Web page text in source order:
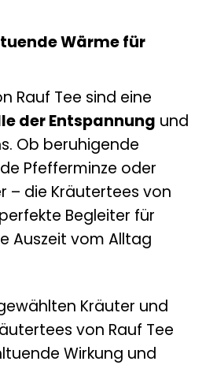
Wärme für
Rauf Tee sind eine
der Entspannung und
Ob beruhigende
Pfefferminze oder
– die Kräutertees von
Begleiter für
Auszeit vom Alltag
Kräuter und
von Rauf Tee
Wirkung und